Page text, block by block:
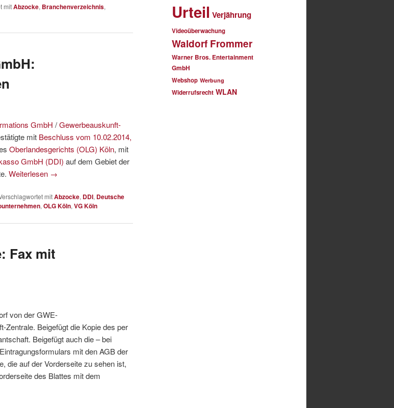
mitAbzocke, Branchenverzeichnis,
GmbH /Gewerbeauskunft-
mit Beschluss vom 10.02.2014,
Oberlandesgerichts (OLG) Köln, mit
GmbH (DDI) auf dem Gebiet der
Weiterlesen →
mitAbzocke, DDI, Deutsche
, OLG Köln, VG Köln
Fax mit
von der GWE-
Beigefügt die Kopie des per
Beigefügt auch die – bei
mit den AGB der
die auf der Vorderseite zu sehen ist,
des Blattes mit dem
Urteil Verjährung
Videoüberwachung
Waldorf Frommer
Warner Bros. Entertainment
GmbH
Webshop Werbung
Widerrufsrecht WLAN